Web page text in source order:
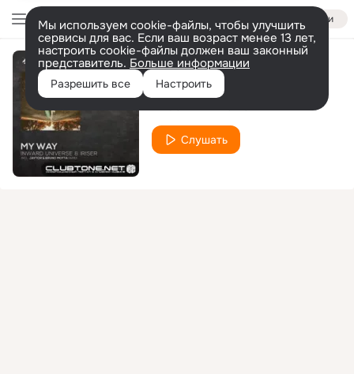
Войти
Мы используем cookie-файлы, чтобы улучшить
сервисы для вас. Если ваш возраст менее 13 лет,
настроить cookie-файлы должен ваш законный
представитель. Больше информации
Разрешить все Настроить
Glance
Слушать